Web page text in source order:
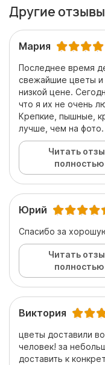
Другие отзывы
Мария
Последнее время
свежайшие цветы
низкой цене.
что я их не очень
Крепкие, пышные,
лучше, чем на
Читать
полностью
Юрий
Спасибо за
Читать
полностью
Виктория
цветы доставили
человек! за
доставить к